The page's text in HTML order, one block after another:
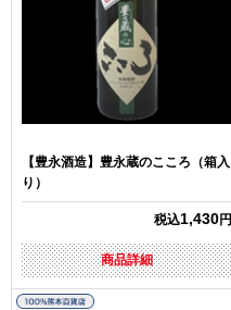
【豊永酒造】豊永蔵のこころ（箱入
り）
税込1,430円
商品詳細